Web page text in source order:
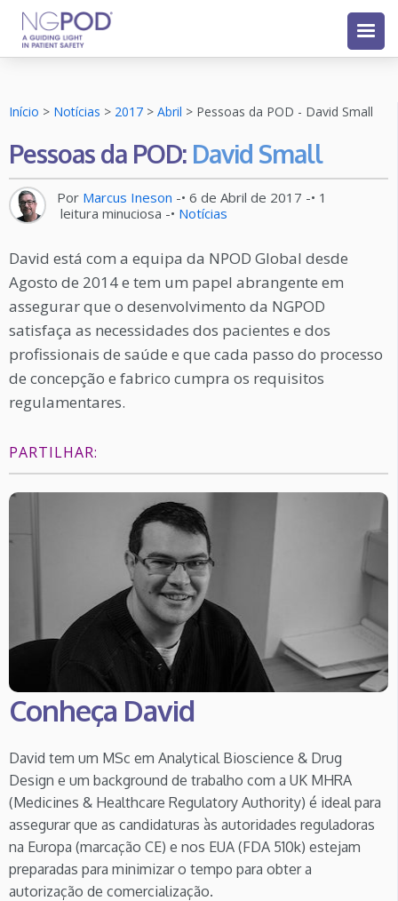
Início > Notícias > 2017 > Abril > Pessoas da POD - David Small
Pessoas da POD: David Small
Por Marcus Ineson -• 6 de Abril de 2017 -• 1
leitura minuciosa -• Notícias
David está com a equipa da NPOD Global desde
Agosto de 2014 e tem um papel abrangente em
assegurar que o desenvolvimento da NGPOD
satisfaça as necessidades dos pacientes e dos
profissionais de saúde e que cada passo do processo
de concepção e fabrico cumpra os requisitos
regulamentares.
PARTILHAR:
Conheça David
David tem um MSc em Analytical Bioscience & Drug
Design e um background de trabalho com a UK MHRA
(Medicines & Healthcare Regulatory Authority) é ideal para
assegurar que as candidaturas às autoridades reguladoras
na Europa (marcação CE) e nos EUA (FDA 510k) estejam
preparadas para minimizar o tempo para obter a
autorização de comercialização.